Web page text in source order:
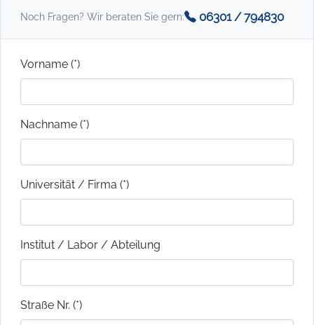
Noch Fragen? Wir beraten Sie gern: 06301 / 794830
Vorname (*)
Nachname (*)
Universität / Firma (*)
Institut / Labor / Abteilung
Straße Nr. (*)